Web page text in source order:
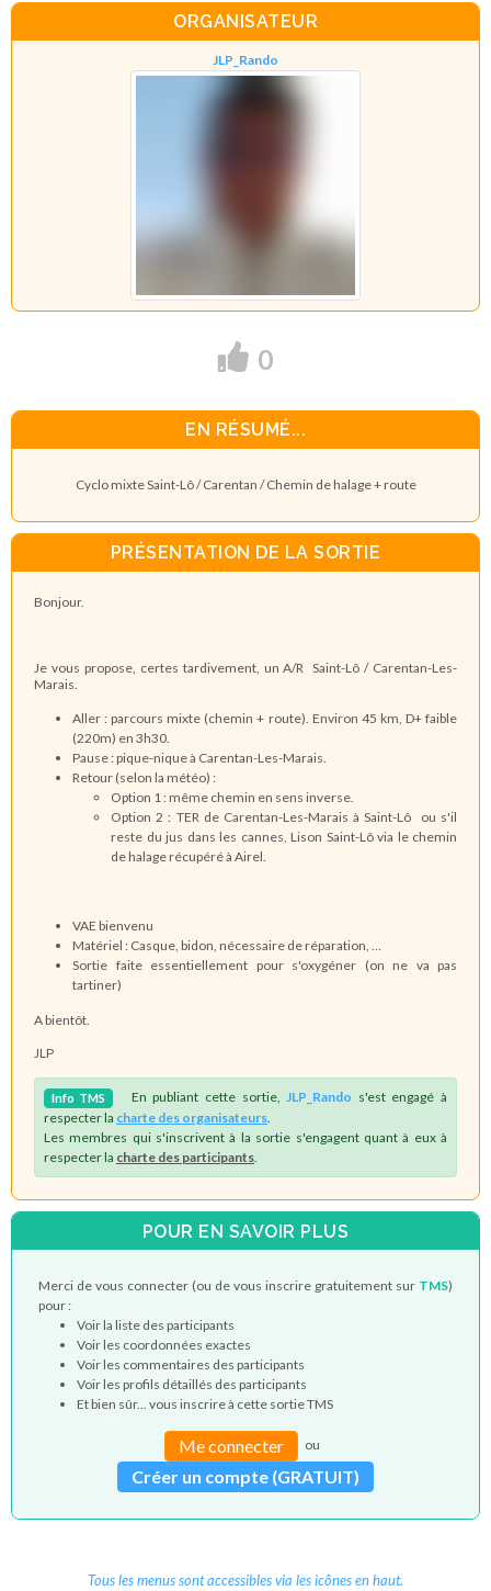
ORGANISATEUR
JLP_Rando
0
EN RÉSUMÉ...
Cyclo mixte Saint-Lô / Carentan / Chemin de halage + route
PRÉSENTATION DE LA SORTIE
Bonjour.
Je vous propose, certes tardivement, un A/R Saint-Lô / Carentan-Les-
Marais.
Aller : parcours mixte (chemin + route). Environ 45 km, D+ faible
(220m) en 3h30.
Pause : pique-nique à Carentan-Les-Marais.
Retour (selon la météo) :
Option 1 : même chemin en sens inverse.
Option 2 : TER de Carentan-Les-Marais à Saint-Lô ou s'il
reste du jus dans les cannes, Lison Saint-Lô via le chemin
de halage récupéré à Airel.
VAE bienvenu
Matériel : Casque, bidon, nécessaire de réparation, …
Sortie faite essentiellement pour s'oxygéner (on ne va pas
tartiner)
A bientôt.
JLP
Info TMS En publiant cette sortie, JLP_Rando s'est engagé à
respecter la charte des organisateurs
Les membres qui s'inscrivent à la sortie s'engagent quant à eux à
respecter la charte des participants
POUR EN SAVOIR PLUS
Merci de vous connecter (ou de vous inscrire gratuitement sur TMS)
pour :
Voir la liste des participants
Voir les coordonnées exactes
Voir les commentaires des participants
Voir les profils détaillés des participants
Et bien sûr... vous inscrire à cette sortie TMS
Me connecter ou
Créer un compte (GRATUIT)
Tous les menus sont accessibles via les icônes en haut.